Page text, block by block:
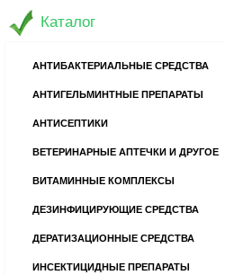
Каталог
АНТИБАКТЕРИАЛЬНЫЕ СРЕДСТВА
АНТИГЕЛЬМИНТНЫЕ ПРЕПАРАТЫ
АНТИСЕПТИКИ
ВЕТЕРИНАРНЫЕ АПТЕЧКИ И ДРУГОЕ
ВИТАМИННЫЕ КОМПЛЕКСЫ
ДЕЗИНФИЦИРУЮЩИЕ СРЕДСТВА
ДЕРАТИЗАЦИОННЫЕ СРЕДСТВА
ИНСЕКТИЦИДНЫЕ ПРЕПАРАТЫ